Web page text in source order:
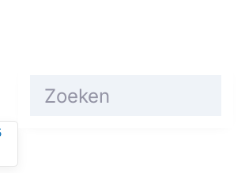
naar de inhoud gaan